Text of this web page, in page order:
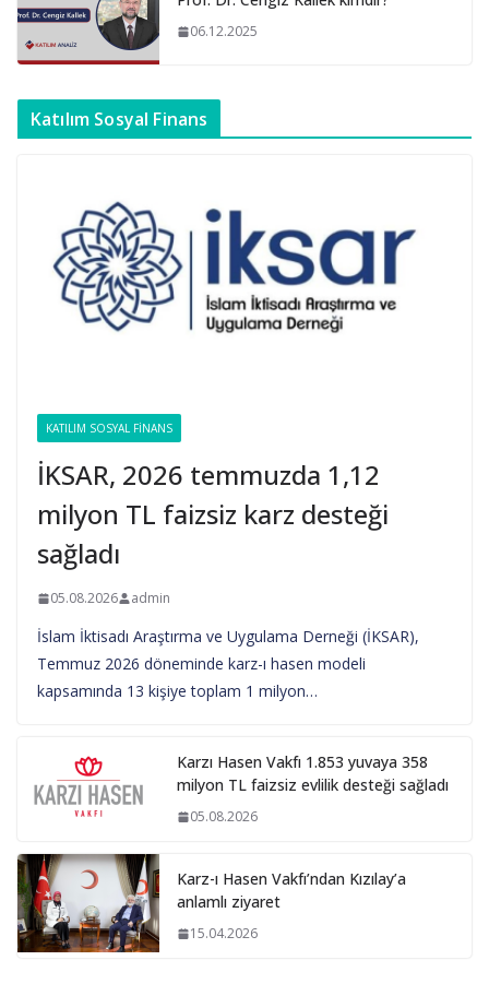
06.12.2025
Katılım Sosyal Finans
KATILIM SOSYAL FINANS
İKSAR, 2026 temmuzda 1,12
milyon TL faizsiz karz desteği
sağladı
05.08.2026 admin
İslam İktisadı Araştırma ve Uygulama Derneği (İKSAR),
Temmuz 2026 döneminde karz-ı hasen modeli
kapsamında 13 kişiye toplam 1 milyon…
Karzı Hasen Vakfı 1.853 yuvaya 358
milyon TL faizsiz evlilik desteği sağladı
05.08.2026
Karz-ı Hasen Vakfı’ndan Kızılay’a
anlamlı ziyaret
15.04.2026